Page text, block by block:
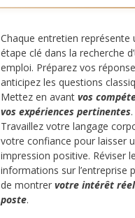
Chaque entretien représente
étape clé dans la recherche
emploi. Préparez vos
anticipez les questions
Mettez en avant vos
vos expériences pertinentes.
Travaillez votre langage
votre confiance pour laisser
impression positive. Réviser
informations sur l’entreprise
de montrer votre intérêt
poste.